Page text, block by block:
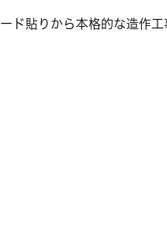
ド貼りから本格的な造作